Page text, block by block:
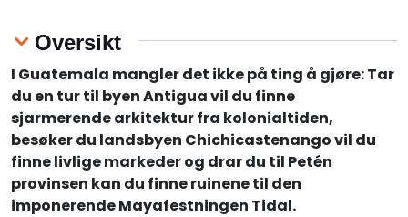
Oversikt
I Guatemala mangler det ikke på ting å gjøre: Tar
du en tur til byen Antigua vil du finne
sjarmerende arkitektur fra kolonialtiden,
besøker du landsbyen Chichicastenango vil du
finne livlige markeder og drar du til Petén
provinsen kan du finne ruinene til den
imponerende Mayafestningen Tidal.